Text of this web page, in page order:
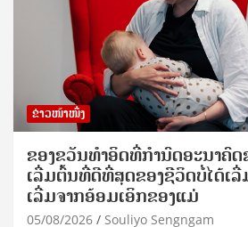
ຂ່າວໜ້າໜຶ່ງ
ຂອງຂວັນທໍາອິດທີ່ກໍານົດອະນາຄົດ
ເລີ່ມຕົ້ນທີ່ດີທີ່ສຸດຂອງຊີວິດບໍ່ໄດ້ເ
ເລີ່ມຈາກອ້ອມເອິກຂອງແມ່
05/08/2026 Souliyo Sengngam